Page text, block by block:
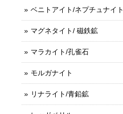
ベニトアイト/ネプチュナイト
マグネタイト/ 磁鉄鉱
マラカイト/孔雀石
モルガナイト
リナライト/青鉛鉱